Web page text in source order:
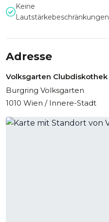
Keine
Lautstärkebeschränkungen
Adresse
Volksgarten Clubdiskothek
Burgring Volksgarten
1010 Wien / Innere-Stadt